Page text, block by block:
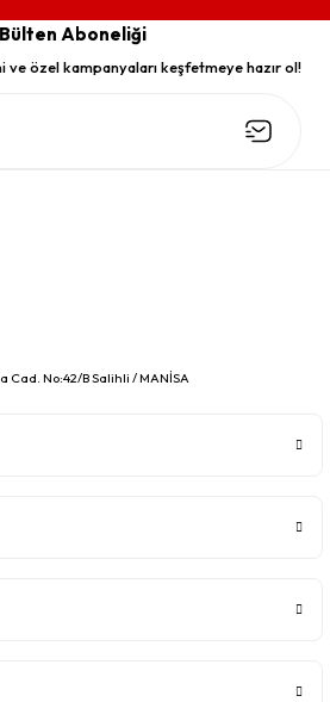
Aboneliği
özel kampanyaları keşfetmeye hazır ol!
No:42/B Salihli / MANİSA